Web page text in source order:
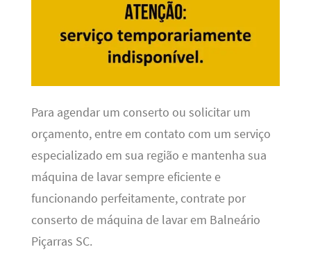
Para agendar um conserto ou solicitar um
orçamento, entre em contato com um serviço
especializado em sua região e mantenha sua
máquina de lavar sempre eficiente e
funcionando perfeitamente, contrate por
conserto de máquina de lavar em Balneário
Piçarras SC.